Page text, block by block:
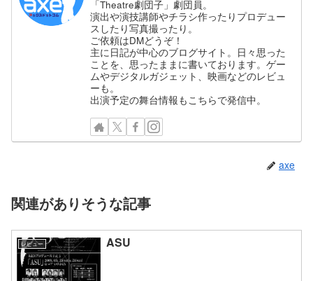
「Theatre劇団子」劇団員。
演出や演技講師やチラシ作ったりプロデュー
スしたり写真撮ったり。
ご依頼はDMどうぞ！
主に日記が中心のブログサイト。日々思った
ことを、思ったままに書いております。ゲー
ムやデジタルガジェット、映画などのレビュ
ーも。
出演予定の舞台情報もこちらで発信中。
axe
関連がありそうな記事
レビュー ASU